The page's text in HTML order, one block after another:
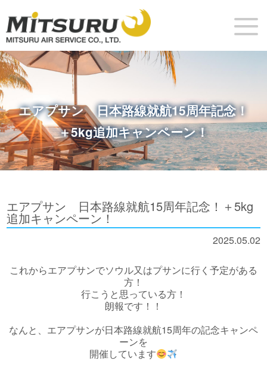
エアプサン 日本路線就航15周年記念！
＋5kg追加キャンペーン！
エアプサン 日本路線就航15周年記念！＋5kg
追加キャンペーン！
2025.05.02
これからエアプサンでソウル又はプサンに行く予定がある
方！
行こうと思っている方！
朗報です！！
なんと、エアプサンが日本路線就航15周年の記念キャンペ
ーンを
開催しています